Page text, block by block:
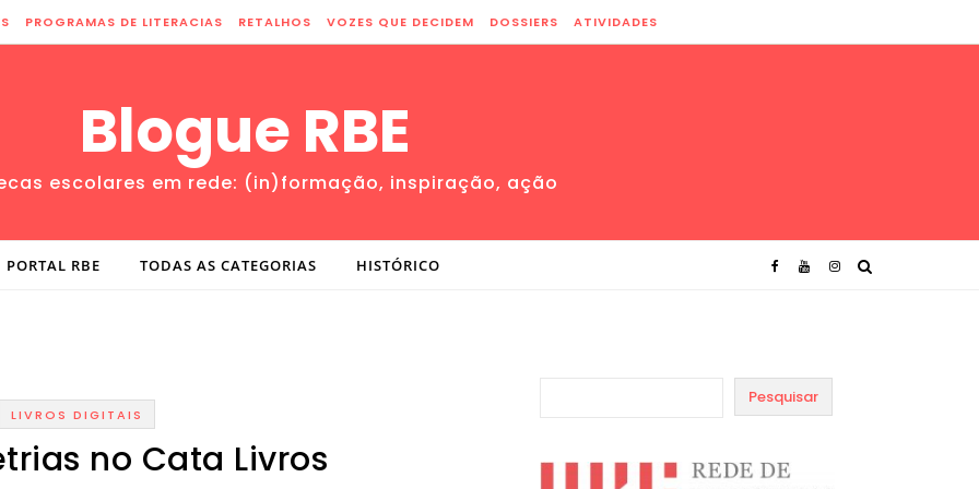
PROGRAMAS DE LITERACIAS RETALHOS VOZES QUE DECIDEM DOSSIERS ATIVIDADES
Blogue RBE
escolares em rede: (in)formação, inspiração, ação
PORTAL RBE TODAS AS CATEGORIAS HISTÓRICO
LIVROS DIGITAIS
no Cata Livros
Pesquisar